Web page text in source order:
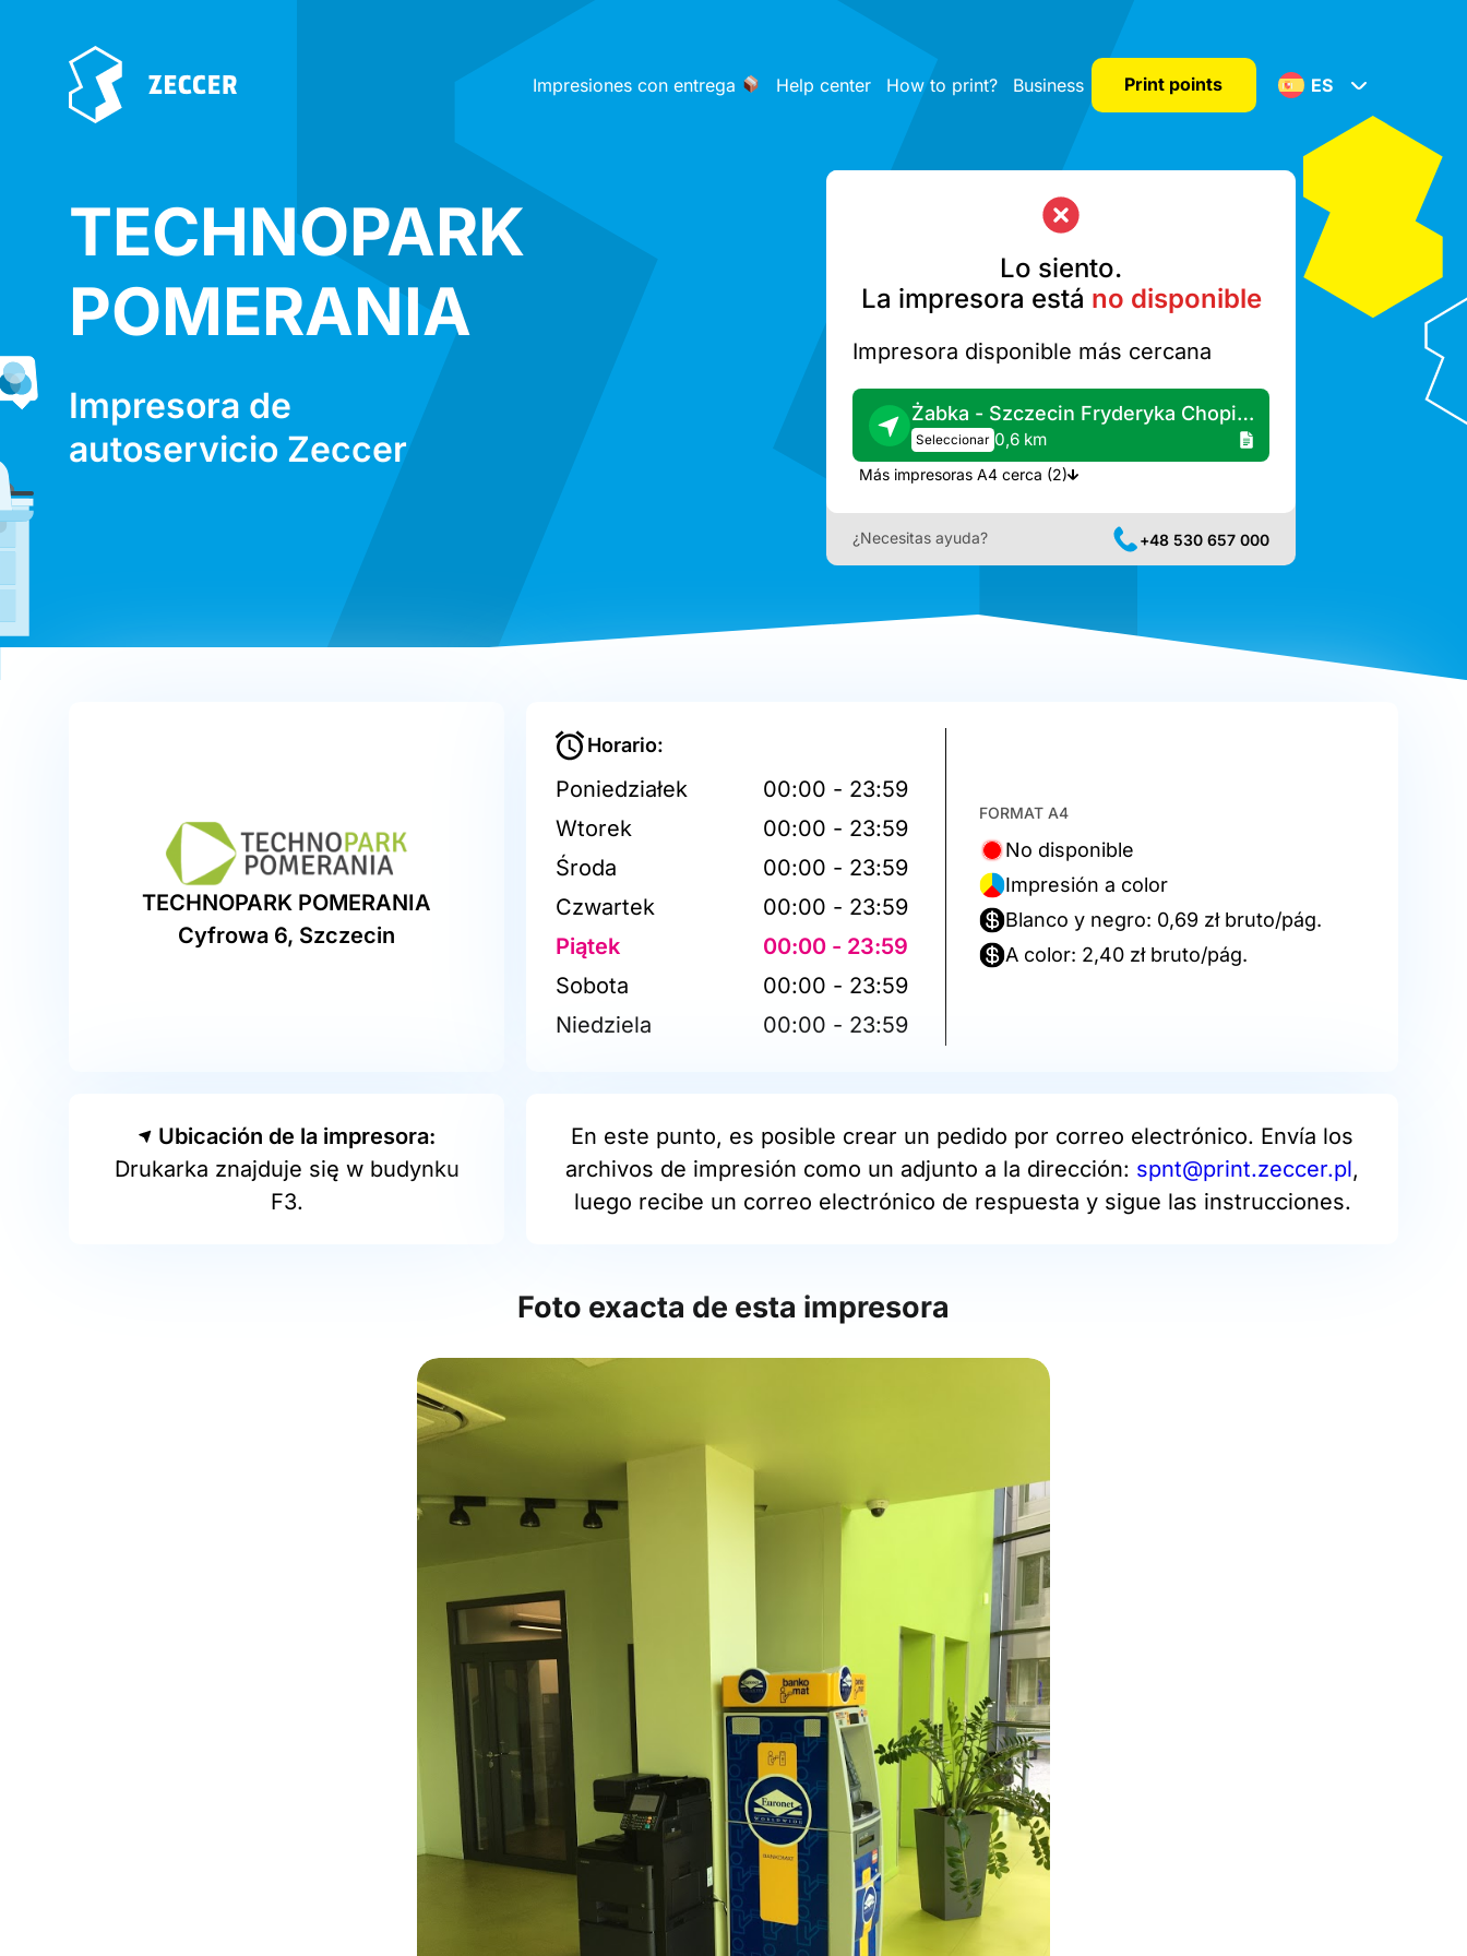
Impresiones con entrega Help center How to print? Business Print points ES
TECHNOPARK
POMERANIA
Impresora de
autoservicio Zeccer
Lo siento.
La impresora está no disponible
Impresora disponible más cercana
Żabka - Szczecin Fryderyka Chopina 22
Seleccionar 0,6 km
Más impresoras A4 cerca (2)
¿Necesitas ayuda? +48 530 657 000
TECHNOPARK POMERANIA
Cyfrowa 6, Szczecin
Horario:
Poniedziałek
00:00 - 23:59
Wtorek
00:00 - 23:59
Środa
00:00 - 23:59
Czwartek
00:00 - 23:59
Piątek
00:00 - 23:59
Sobota
00:00 - 23:59
Niedziela
00:00 - 23:59
FORMAT A4
No disponible
Impresión a color
Blanco y negro: 0,69 zł bruto/pág.
A color: 2,40 zł bruto/pág.
Ubicación de la impresora:
Drukarka znajduje się w budynku
F3.
En este punto, es posible crear un pedido por correo electrónico. Envía los
archivos de impresión como un adjunto a la dirección: spnt@print.zeccer.pl,
luego recibe un correo electrónico de respuesta y sigue las instrucciones.
Foto exacta de esta impresora